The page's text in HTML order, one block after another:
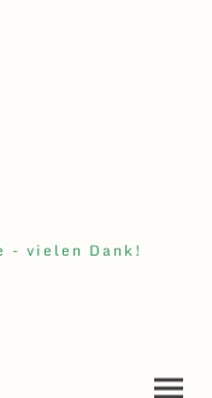
- vielen Dank!